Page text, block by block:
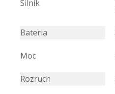
Silnik
Bateria
Moc
Rozruch